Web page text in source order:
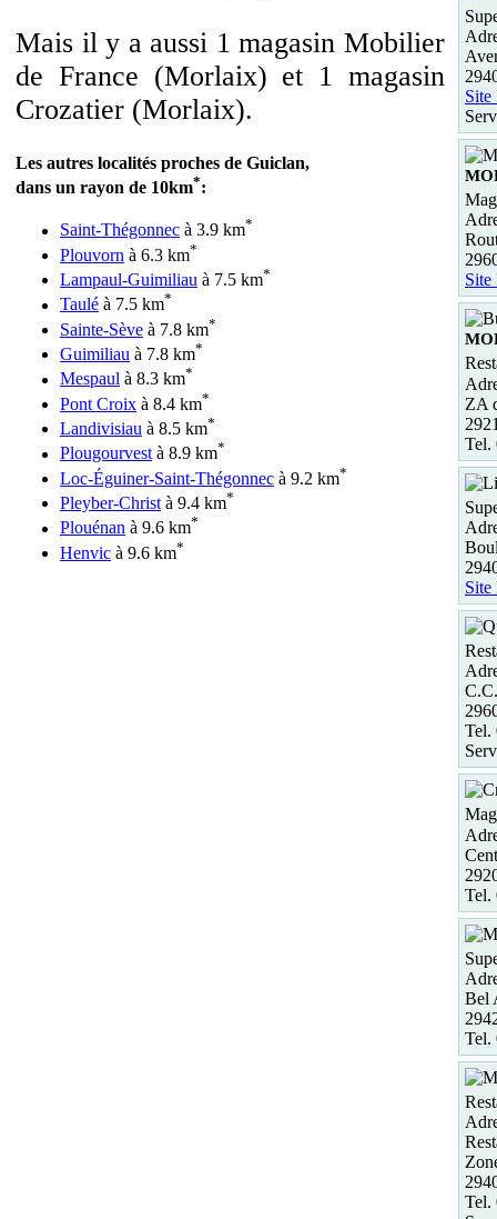
Mais il y a aussi 1 magasin Mobilier
de France (Morlaix) et 1 magasin
Crozatier (Morlaix).
Les autres localités proches de Guiclan,
dans un rayon de 10km*:
Saint-Thégonnec à 3.9 km*
Plouvorn à 6.3 km*
Lampaul-Guimiliau à 7.5 km*
Taulé à 7.5 km*
Sainte-Sève à 7.8 km*
Guimiliau à 7.8 km*
Mespaul à 8.3 km*
Pont Croix à 8.4 km*
Landivisiau à 8.5 km*
Plougourvestà 8.9 km*
Loc-Éguiner-Saint-Thégonnec à 9.2 km*
Pleyber-Christ à 9.4 km*
Plouénan à 9.6 km*
Henvic à 9.6 km*
Site
Site
ZA
Tel.
Site
Tel.
Tel.
Bel
Tel.
Tel.